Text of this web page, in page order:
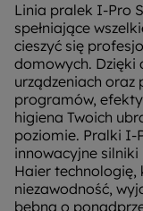
Linia pralek I-Pro
spełniające
cieszyć się
domowych. Dzięki
urządzeniach oraz
programów,
higiena Twoich
poziomie. Pralki I-
innowacyjne
Haier technologię,
niezawodność,
bębna o